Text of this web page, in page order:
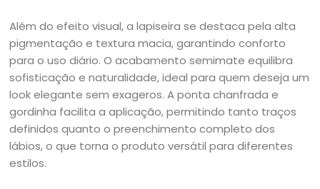
Além do efeito visual, a lapiseira se destaca pela alta
pigmentação e textura macia, garantindo conforto
para o uso diário. O acabamento semimate equilibra
sofisticação e naturalidade, ideal para quem deseja um
look elegante sem exageros. A ponta chanfrada e
gordinha facilita a aplicação, permitindo tanto traços
definidos quanto o preenchimento completo dos
lábios, o que torna o produto versátil para diferentes
estilos.